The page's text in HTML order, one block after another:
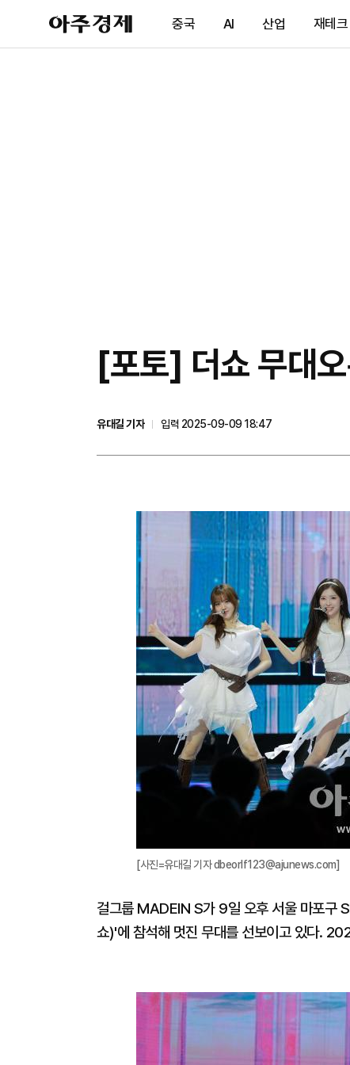
아
주
제
중국 AI 산업 재테크
[포토] 더쇼 무대
유대길 기자
입력 2025-09-09 18:47
[사진=유대길 기자 dbeorlf123@ajunews.com]
걸그룹 MADEIN S가 9일 오후 서울 마포구
쇼)'에 참석해 멋진 무대를 선보이고 있다.